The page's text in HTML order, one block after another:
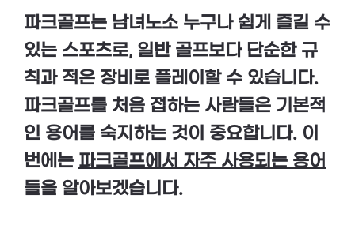
파크골프는 남녀노소 누구나 쉽게 즐길 수
있는 스포츠로, 일반 골프보다 단순한 규
칙과 적은 장비로 플레이할 수 있습니다.
파크골프를 처음 접하는 사람들은 기본적
인 용어를 숙지하는 것이 중요합니다. 이
번에는 파크골프에서 자주 사용되는 용어
들을 알아보겠습니다.